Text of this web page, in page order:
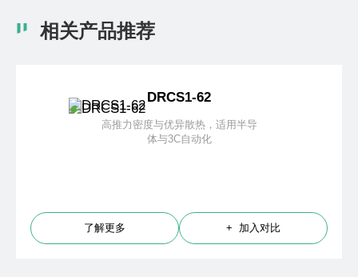
相关产品推荐
DRCS1-62
高推力密度与优异散热，适用半导
体与3C自动化
了解更多 + 加入对比